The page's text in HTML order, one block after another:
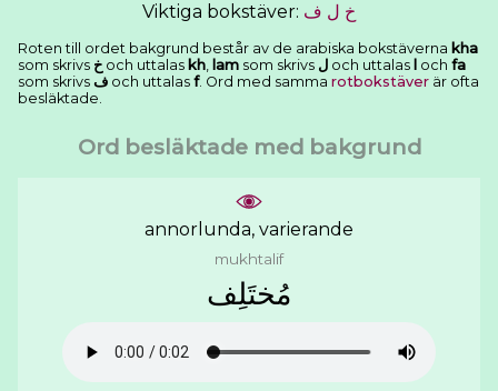
Viktiga bokstäver: ﺥ ﻝ ﻑ
Roten till ordet bakgrund består av de arabiska bokstäverna kha
som skrivs ﺥ och uttalas kh, lam som skrivs ﻝ och uttalas och fa
som skrivs ﻑ och uttalas f. Ord med samma rotbokstäver är ofta
besläktade.
Ord besläktade med bakgrund
annorlunda, varierande
mukhtalif
ﻣُﺨﺘَﻠِﻒ